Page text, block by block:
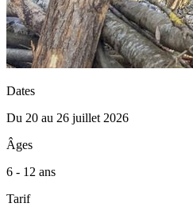
Dates
Du 20 au 26 juillet 2026
Âges
6 - 12 ans
Tarif